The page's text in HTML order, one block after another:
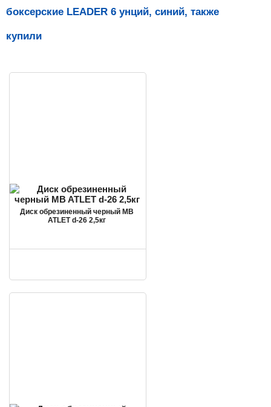
боксерские LEADER 6 унций, синий, также
купили
Диск обрезиненный черный MB
ATLET d-26 2,5кг